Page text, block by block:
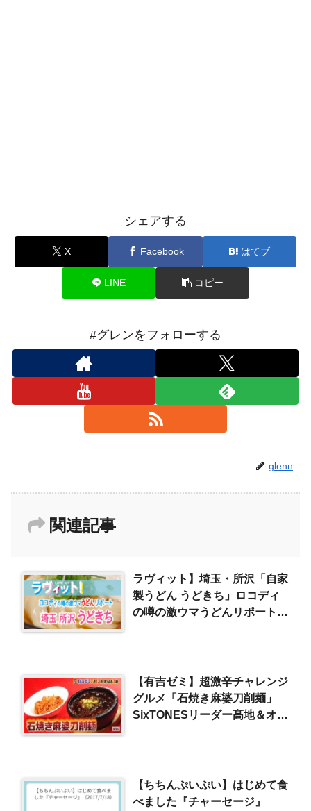
シェアする
X Facebook はてブ
LINE コピー
#グレンをフォローする
glenn
関連記事
ラヴィット】埼玉・所沢「自家
製うどん うどきち」ロコディ
の噂の激ウマうどんリポート
【有吉ゼミ】超激辛チャレンジ
グルメ「石焼き麻婆刀削麺」
SixTONESリーダー髙地＆オー
【ちちんぷいぷい】はじめて食
べました『チャーセージ』